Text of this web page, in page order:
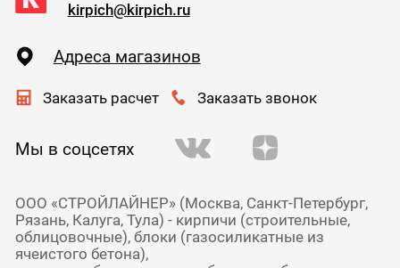
kirpich@kirpich.ru
Адреса магазинов
Заказать расчет Заказать звонок
Мы в соцсетях
ООО «СТРОЙЛАЙНЕР» (Москва, Санкт-Петербург,
Рязань, Калуга, Тула) - кирпичи (строительные,
облицовочные), блоки (газосиликатные из
ячеистого бетона),